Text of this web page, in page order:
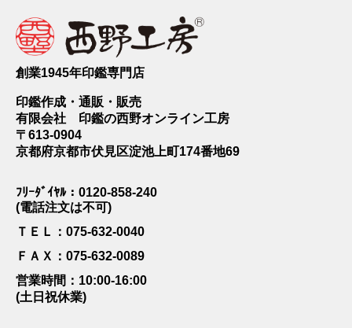
創業1945年印鑑専門店
印鑑作成・通販・販売
有限会社 印鑑の西野オンライン工房
〒613-0904
京都府京都市伏見区淀池上町174番地69
ﾌﾘｰﾀﾞｲﾔﾙ：0120-858-240
(電話注文は不可)
ＴＥＬ：075-632-0040
ＦＡＸ：075-632-0089
営業時間：10:00-16:00
(土日祝休業)